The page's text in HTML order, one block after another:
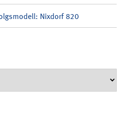
Nixdorf 820